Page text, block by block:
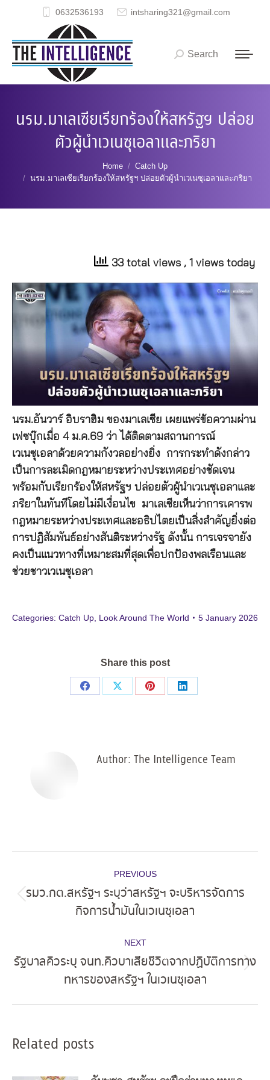
0632536193 intsharing321@gmail.com
Search:
Search
นรม.มาเลเซียเรียกร้องให้สหรัฐฯ ปล่อย
ตัวผู้นำเวเนซุเอลาและภริยา
Home
Catch Up
นรม.มาเลเซียเรียกร้องให้สหรัฐฯ ปล่อยตัวผู้นำเวเนซุเอลาและภริยา
33 total views , 1 views today
นรม.อันวาร์ อิบราฮิม ของมาเลเซีย เผยแพร่ข้อความผ่าน
เฟซบุ๊กเมื่อ 4 ม.ค.69 ว่า ได้ติดตามสถานการณ์
เวเนซุเอลาด้วยความกังวลอย่างยิ่ง การกระทำดังกล่าว
เป็นการละเมิดกฎหมายระหว่างประเทศอย่างชัดเจน
พร้อมกับเรียกร้องให้สหรัฐฯ ปล่อยตัวผู้นำเวเนซุเอลาและ
ภริยาในทันทีโดยไม่มีเงื่อนไข มาเลเซียเห็นว่าการเคารพ
กฎหมายระหว่างประเทศและอธิปไตยเป็นสิ่งสำคัญยิ่งต่อ
การปฏิสัมพันธ์อย่างสันติระหว่างรัฐ ดังนั้น การเจรจายัง
คงเป็นแนวทางที่เหมาะสมที่สุดเพื่อปกป้องพลเรือนและ
ช่วยชาวเวเนซุเอลา
Categories: Catch Up Look Around The World 5 January 2026
Share this post
Share
Share
Share
Share
Author: The Intelligence Team
navigation
PREVIOUS
Previous
post:
รมว.กต.สหรัฐฯ ระบุว่าสหรัฐฯ จะบริหารจัดการ
กิจการน้ำมันในเวเนซุเอลา
NEXT
Next
post:
รัฐบาลคิวระบุ จนท.คิวบาเสียชีวิตจากปฏิบัติการทาง
ทหารของสหรัฐฯ ในเวเนซุเอลา
Related posts